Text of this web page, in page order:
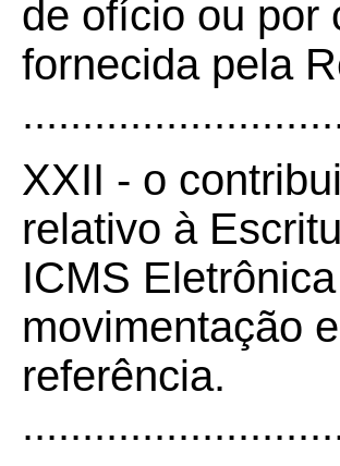
de ofício ou por
fornecida pela
XXII - o
relativo à
ICMS
movimentação
referência.